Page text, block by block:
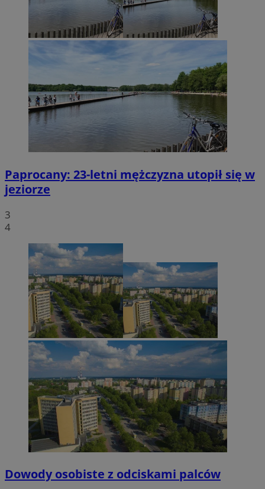
Paprocany: 23-letni mężczyzna utopił się w
jeziorze
3
4
Dowody osobiste z odciskami palców